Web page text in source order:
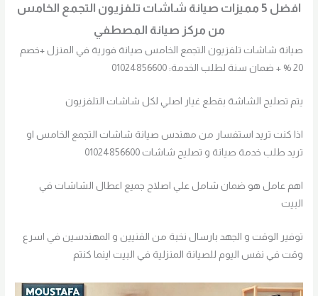
افضل 5 مميزات صيانة شاشات تلفزيون التجمع الخامس
من مركز صيانة المصطفي
صيانة شاشات تلفزيون التجمع الخامس صيانة فورية في المنزل +خصم
20 % + ضمان سنة لطلب الخدمة: 01024856600
يتم تصليح الشاشة بقطع غيار اصلي لكل شاشات التلفزيون
اذا كنت تريد استفسار من مهندس صيانة شاشات التجمع الخامس او
تريد طلب خدمة صيانة و تصليح شاشات 01024856600
اهم عامل هو ضمان شامل علي اصلاح جميع اعطال الشاشات في
البيت
توفير الوقت و الجهد بارسال نخبة من الفنيين و المهندسين في اسرع
وقت في نفس اليوم للصيانة المنزلية في البيت اينما كنتم